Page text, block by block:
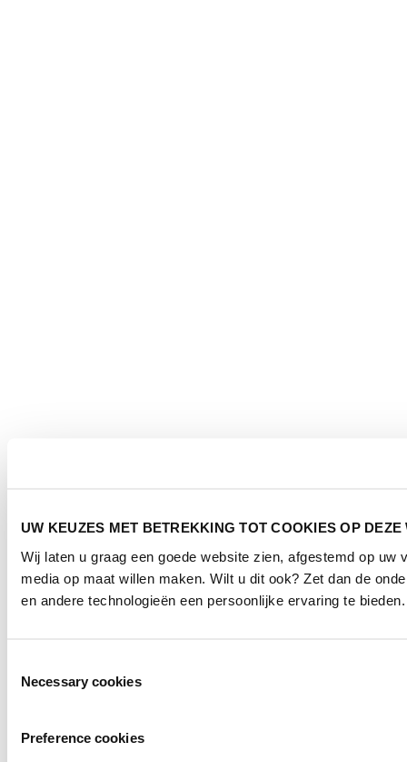
UW KEUZES MET BETREKKING TOT COOKIES OP DEZE
Wij laten u graag een goede website zien, afgestemd op
media op maat willen maken. Wilt u dit ook? Zet dan de
en andere technologieën een persoonlijke ervaring te bieden.
Necessary cookies
Preference cookies